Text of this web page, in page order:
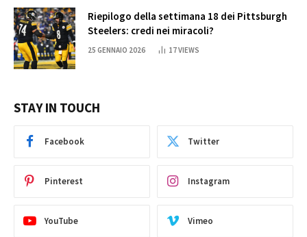
Riepilogo della settimana 18 dei Pittsburgh
Steelers: credi nei miracoli?
25 GENNAIO 2026 17VIEWS
STAY IN TOUCH
Facebook Twitter
Pinterest Instagram
YouTube Vimeo